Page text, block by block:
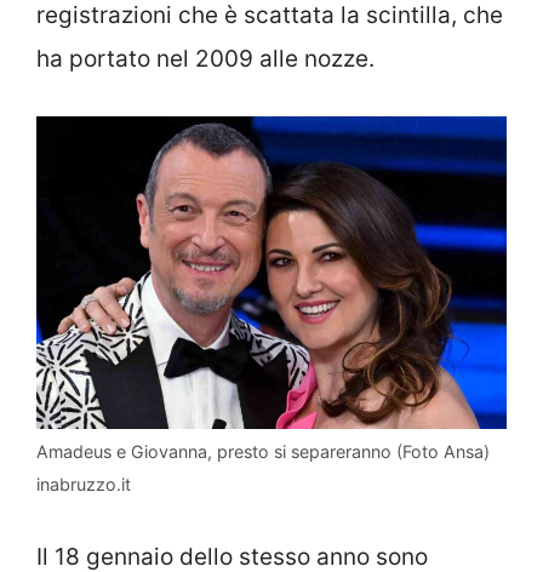
registrazioni che è scattata la scintilla, che
ha portato nel 2009 alle nozze.
Amadeus e Giovanna, presto si separeranno (Foto Ansa)
inabruzzo.it
Il 18 gennaio dello stesso anno sono